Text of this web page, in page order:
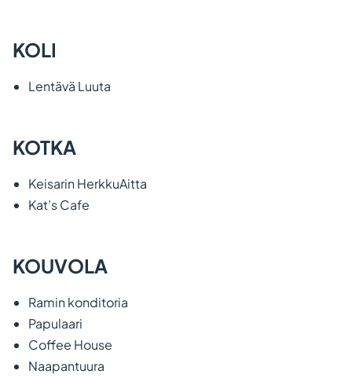
KOLI
Lentävä Luuta
KOTKA
Keisarin HerkkuAitta
Kat’s Cafe
KOUVOLA
Ramin konditoria
Papulaari
Coffee House
Naapantuura